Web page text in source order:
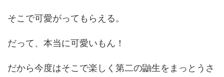
そこで可愛がってもらえる。
だって、本当に可愛いもん！
だから今度はそこで楽しく第二の鼬生をまっとうさ